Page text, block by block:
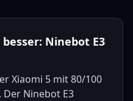
Ninebot E3
Xiaomi 5 mit 80/100
Ninebot E3